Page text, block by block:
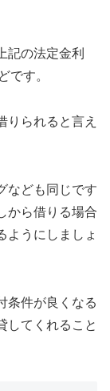
記の法定金利
です。
りられると言え
なども同じです
から借りる場合
ようにしましょ
条件が良くなる
してくれること